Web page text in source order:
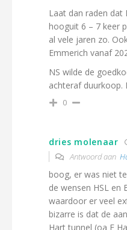
Laat dan raden dat
hooguit 6 – 7 keer
al vele jaren zo.
Emmerich vanaf
NS wilde de
achteraf duurkoop.
0
dries molenaar
Antwoord aan
boog, er was niet
de wensen HSL en
waardoor er veel
bizarre is dat de
Hart tunnel (oa F